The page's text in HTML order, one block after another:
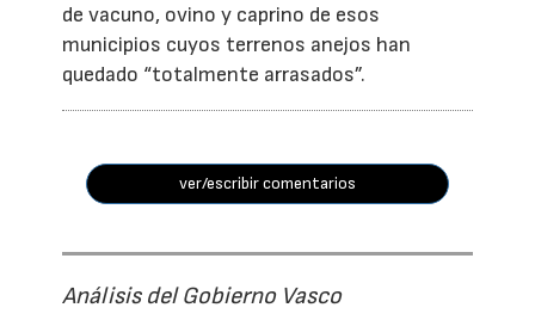
de vacuno, ovino y caprino de esos
municipios cuyos terrenos anejos han
quedado “totalmente arrasados”.
ver/escribir comentarios
Análisis del Gobierno Vasco